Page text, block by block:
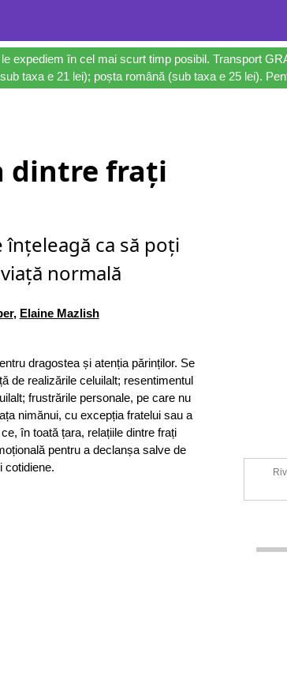
expediem în cel mai scurt timp posibil. Transport
taxa e 21 lei); poșta română (sub taxa e 25 lei).
dintre frați
ca să poți
normală
, Elaine Mazlish
dragostea și atenția părinților. Se
de realizările celuilalt; resentimentul
frustrările personale, pe care nu
nimănui, cu excepția fratelui sau a
în toată țara, relațiile dintre frați
pentru a declanșa salve de
cotidiene.